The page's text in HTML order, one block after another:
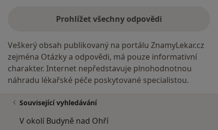
Prohlížet všechny odpovědi
Veškerý obsah publikovaný na portálu ZnamyLekar.cz
zejména Otázky a odpovědi, má pouze informativní
charakter. Internet nepředstavuje plnohodnotnou
náhradu lékařské péče poskytované specialistou.
Související vyhledávání
V okolí Budyně nad Ohří